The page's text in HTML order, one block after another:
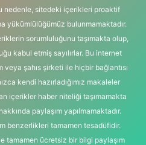
nedenle, sitedeki içerikleri proaktif
yükümlülüğümüz bulunmamaktadır.
sorumluluğunu taşımakta olup,
kabul etmiş sayılırlar. Bu internet
şahıs şirketi ile hiçbir bağlantısı
kendi hazırladığımız makaleler
içerikler haber niteliği taşımamakta
paylaşım yapılmamaktadır.
benzerlikleri tamamen tesadüfidir.
tamamen ücretsiz bir bilgi paylaşım